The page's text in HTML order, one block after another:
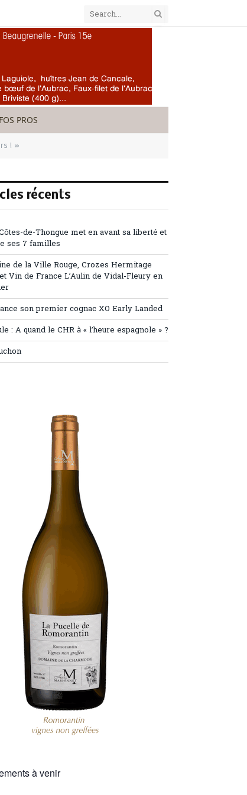
PROS
! »
récents
Côtes-de-Thongue met en avant sa liberté et
ses 7 familles
de la Ville Rouge, Crozes Hermitage
Vin de France L’Aulin de Vidal-Fleury en
son premier cognac XO Early Landed
: A quand le CHR à « l’heure espagnole » ?
à venir